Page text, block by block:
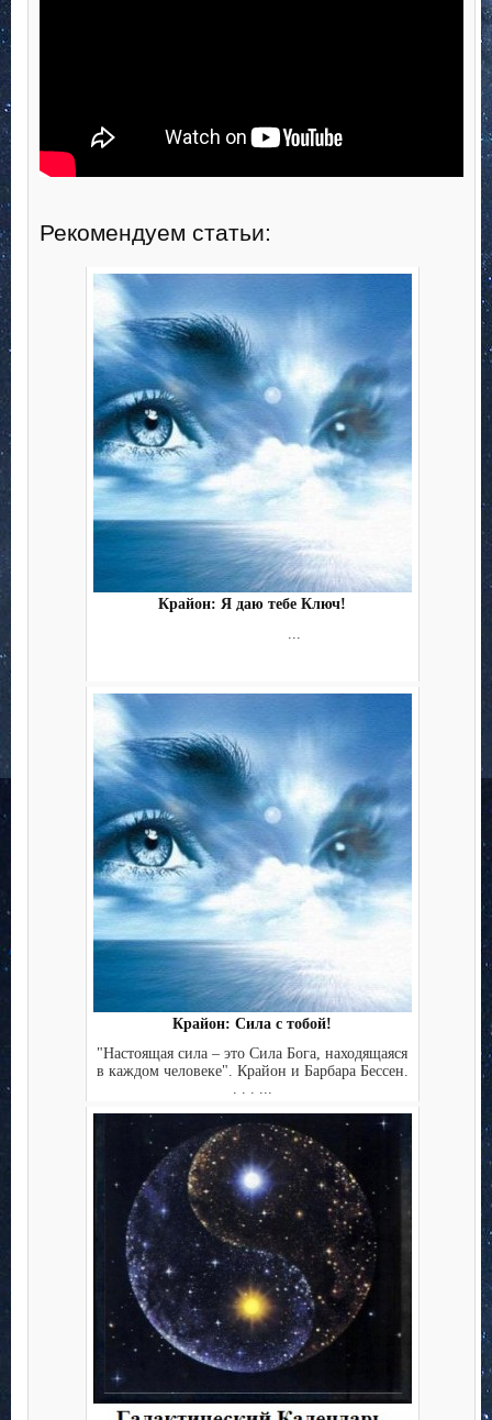
Рекомендуем статьи:
Крайон: Я даю тебе Ключ!
Крайон: Сила с тобой!
"Настоящая сила – это Сила Бога, находящаяся
в каждом человеке". Крайон и Барбара Бессен.